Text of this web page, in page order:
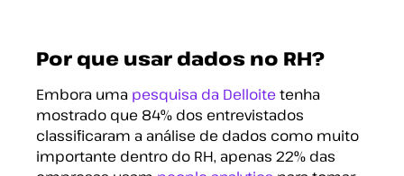
Por que usar dados no RH?
Embora uma pesquisa da Delloite tenha
mostrado que 84% dos entrevistados
classificaram a análise de dados como muito
importante dentro do RH, apenas 22% das